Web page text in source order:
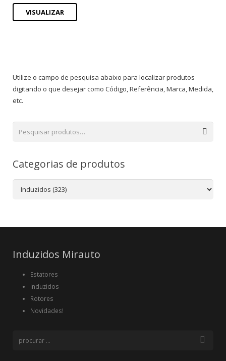
VISUALIZAR
Utilize o campo de pesquisa abaixo para localizar produtos
digitando o que desejar como Código, Referência, Marca, Medida,
etc.
Categorias de produtos
Induzidos Mirauto
Estatores
Induzidos
Rotores
Novidades!